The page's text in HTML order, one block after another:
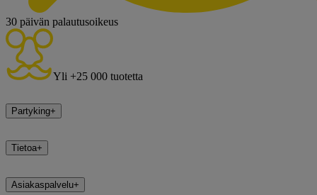
30 päivän palautusoikeus
Yli +25 000 tuotetta
Partyking+
Tietoa+
Asiakaspalvelu+